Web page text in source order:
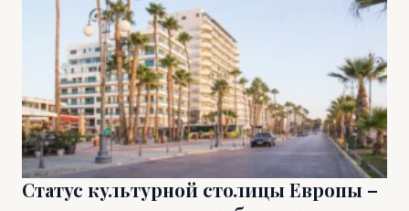
Статус культурной столицы Европы –